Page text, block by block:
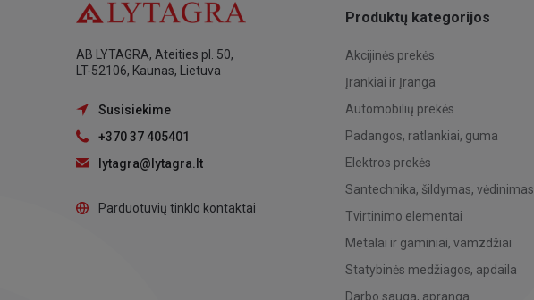
AB LYTAGRA, Ateities pl. 50,
LT-52106, Kaunas, Lietuva
Susisiekime
+370 37 405401
lytagra@lytagra.lt
Parduotuvių tinklo kontaktai
Produktų kategorijos
Akcijinės prekės
Įrankiai ir Įranga
Automobilių prekės
Padangos, ratlankiai, guma
Elektros prekės
Santechnika, šildymas, vėdinimas
Tvirtinimo elementai
Metalai ir gaminiai, vamzdžiai
Statybinės medžiagos, apdaila
Darbo sauga, apranga